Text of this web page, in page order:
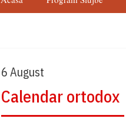
6 August
Calendar ortodox